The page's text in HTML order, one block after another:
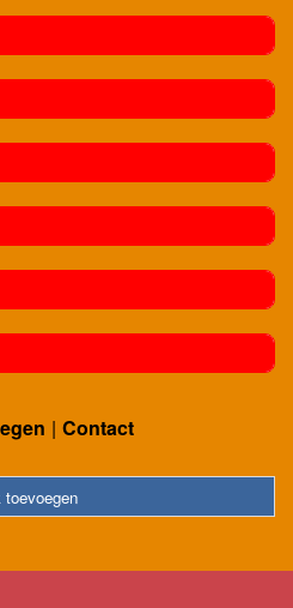
Contact
toevoegen